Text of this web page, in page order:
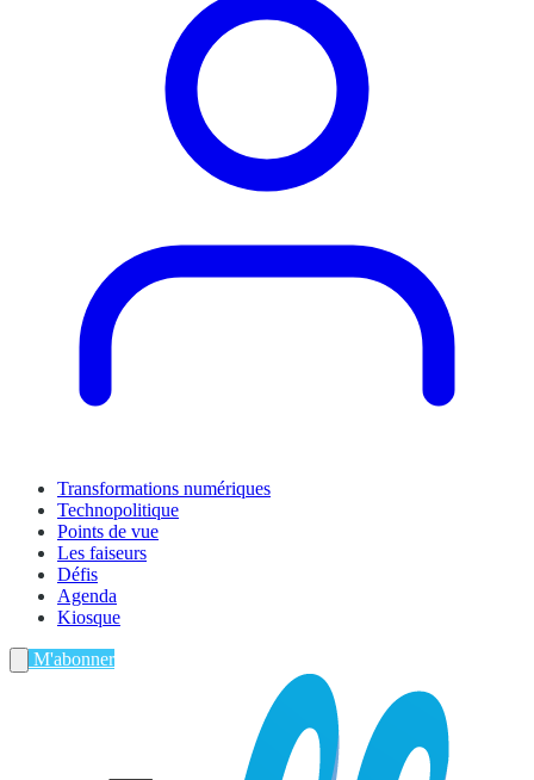
Transformations numériques
Technopolitique
Points de vue
Les faiseurs
Défis
Agenda
Kiosque
M'abonner